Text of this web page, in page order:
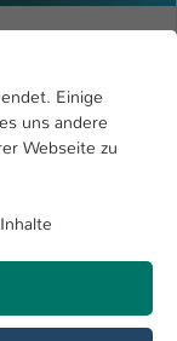
4 submenu
- EMSy
Einige
uns andere
Webseite zu